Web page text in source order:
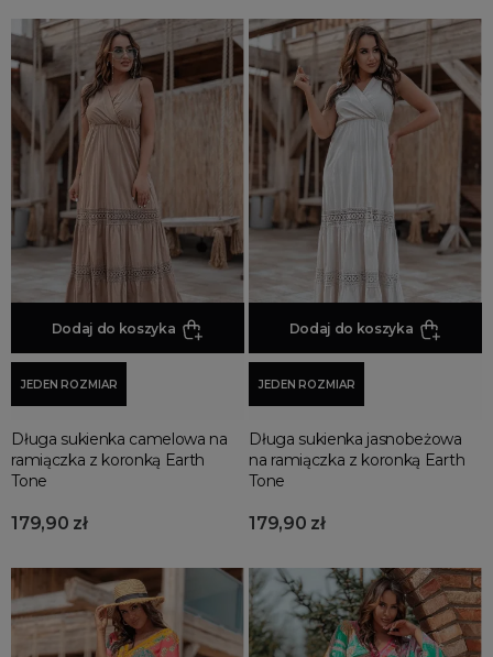
Sukienki na 18-nastkę
Sukienki z cekinami
Sukienki w grochy
Sukienki wiosenne
Sukienki z kopertowym dekoltem
Sukienki w kratę
Sukienki w kwiaty
Sukienki letnie
Sukienki małe czarne
Sukienki z motywem zwierzęcym
Sukienki z nadrukiem
Sukienki ołówkowe
Sukienki plażowe
Sukienki plisowane
Sukienki trapezowe
Sukienki zimowe
Kolory Sukienek
Dodaj do koszyka
JEDEN ROZMIAR
Długa sukienka camelowa na
ramiączka z koronką Earth
Tone
179,90 zł
Dodaj do koszyka
JEDEN ROZMIAR
Długa sukienka jasnobeżowa
na ramiączka z koronką Earth
Tone
179,90 zł